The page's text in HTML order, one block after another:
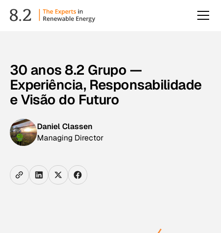
30 anos 8.2 Grupo —
Experiência, Responsabilidade
e Visão do Futuro
Daniel Classen
Managing Director